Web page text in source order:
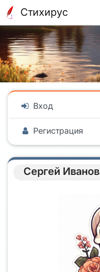
Стихирус
Вход
Регистрация
Сергей Иванов